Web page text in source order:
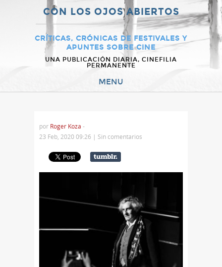
CON LOS OJOS ABIERTOS
CRÍTICAS, CRÓNICAS DE FESTIVALES Y
APUNTES SOBRE CINE
UNA PUBLICACIÓN DIARIA, CINEFILIA
PERMANENTE
MENU
por Roger Koza -
23 Feb, 2020 09:26 | Sin comentarios